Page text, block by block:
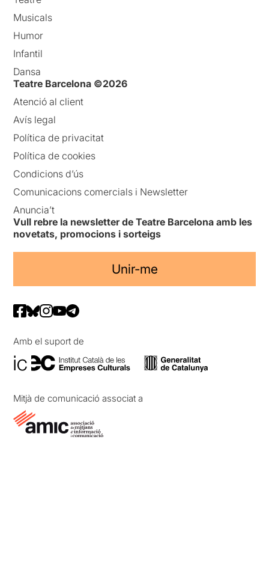
Musicals
Humor
Infantil
Dansa
Teatre Barcelona ©2026
Atenció al client
Avís legal
Política de privacitat
Política de cookies
Condicions d’ús
Comunicacions comercials i Newsletter
Anuncia’t
Vull rebre la newsletter de Teatre Barcelona amb les
novetats, promocions i sorteigs
Unir-me
Amb el suport de
Mitjà de comunicació associat a